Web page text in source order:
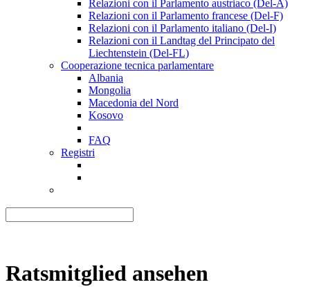
Relazioni con il Parlamento austriaco (Del-A)
Relazioni con il Parlamento francese (Del-F)
Relazioni con il Parlamento italiano (Del-I)
Relazioni con il Landtag del Principato del
Liechtenstein (Del-FL)
Cooperazione tecnica parlamentare
Albania
Mongolia
Macedonia del Nord
Kosovo
FAQ
Registri
Ratsmitglied ansehen